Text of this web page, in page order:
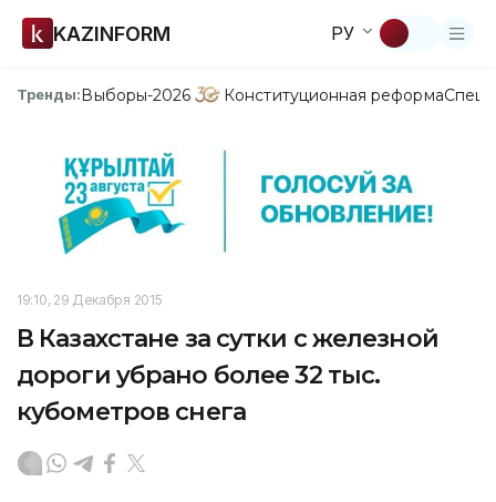
KAZINFORM РУ
Тренды:Выборы-2026 Конституционная реформа
19:10, 29 Декабря 2015
В Казахстане за сутки с железной
дороги убрано более 32 тыс.
кубометров снега